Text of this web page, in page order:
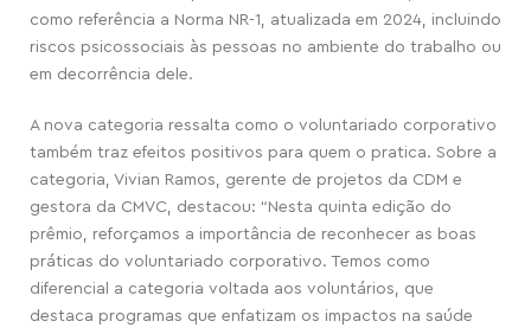
como referência a Norma NR-1, atualizada em 2024, incluindo
riscos psicossociais às pessoas no ambiente do trabalho ou
em decorrência dele.
A nova categoria ressalta como o voluntariado corporativo
também traz efeitos positivos para quem o pratica. Sobre a
categoria, Vivian Ramos, gerente de projetos da CDM e
gestora da CMVC, destacou: “Nesta quinta edição do
prêmio, reforçamos a importância de reconhecer as boas
práticas do voluntariado corporativo. Temos como
diferencial a categoria voltada aos voluntários, que
destaca programas que enfatizam os impactos na saúde